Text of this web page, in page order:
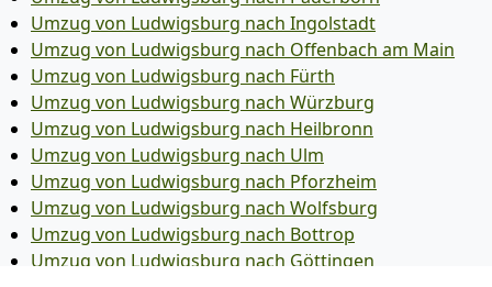
Umzug von Ludwigsburg nach Ingolstadt
Umzug von Ludwigsburg nach Offenbach am Main
Umzug von Ludwigsburg nach Fürth
Umzug von Ludwigsburg nach Würzburg
Umzug von Ludwigsburg nach Heilbronn
Umzug von Ludwigsburg nach Ulm
Umzug von Ludwigsburg nach Pforzheim
Umzug von Ludwigsburg nach Wolfsburg
Umzug von Ludwigsburg nach Bottrop
Umzug von Ludwigsburg nach Göttingen